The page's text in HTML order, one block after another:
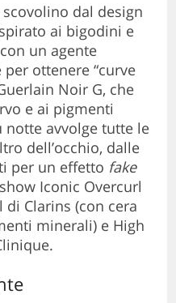
dal design
ai bigodini e
un agente
ottenere “curve
Noir G, che
e ai pigmenti
notte avvolge tutte le
dell’occhio, dalle
per un effetto fake
Iconic Overcurl
di Clarins (con cera
minerali) e High